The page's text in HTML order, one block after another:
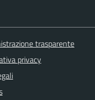
trasparente
privacy